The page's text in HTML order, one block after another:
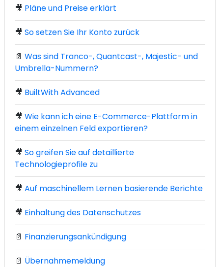
🎥 Pläne und Preise erklärt
🎥 So setzen Sie Ihr Konto zurück
📄 Was sind Tranco-, Quantcast-, Majestic- und
Umbrella-Nummern?
🎥 BuiltWith Advanced
🎥 Wie kann ich eine E-Commerce-Plattform in
einem einzelnen Feld exportieren?
🎥 So greifen Sie auf detaillierte
Technologieprofile zu
🎥 Auf maschinellem Lernen basierende Berichte
🎥 Einhaltung des Datenschutzes
📄 Finanzierungsankündigung
📄 Übernahmemeldung